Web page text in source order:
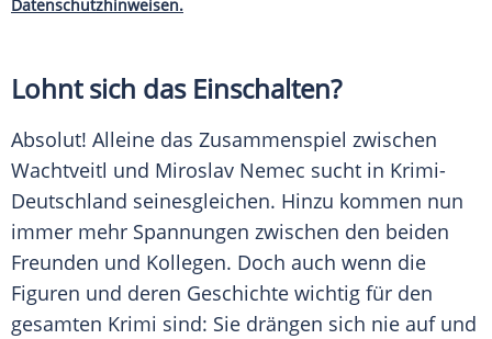
Datenschutzhinweisen.
Lohnt sich das Einschalten?
Absolut! Alleine das Zusammenspiel zwischen
Wachtveitl und Miroslav Nemec sucht in Krimi-
Deutschland seinesgleichen. Hinzu kommen nun
immer mehr Spannungen zwischen den beiden
Freunden und Kollegen. Doch auch wenn die
Figuren und deren Geschichte wichtig für den
gesamten Krimi sind: Sie drängen sich nie auf und